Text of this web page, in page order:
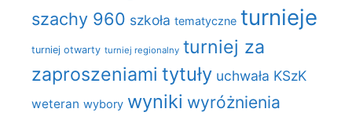
szachy 960 szkoła tematyczne turnieje
turniej otwarty turniej regionalny turniej za
zaproszeniami tytuły uchwała KSzK
weteran wybory wyniki wyróżnienia